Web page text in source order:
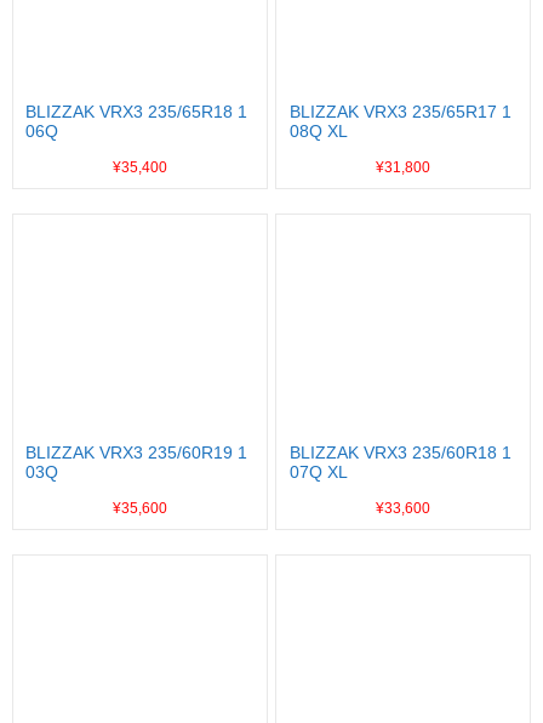
BLIZZAK VRX3 235/65R18 1
06Q
¥35,400
BLIZZAK VRX3 235/65R17 1
08Q XL
¥31,800
BLIZZAK VRX3 235/60R19 1
03Q
¥35,600
BLIZZAK VRX3 235/60R18 1
07Q XL
¥33,600